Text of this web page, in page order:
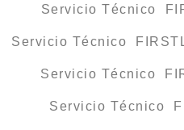
Servicio Técnico
Servicio Técnico
Servicio Técnico
Servicio Técnico